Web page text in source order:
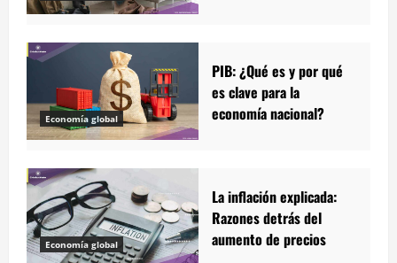
Economía global
PIB: ¿Qué es y por qué
es clave para la
economía nacional?
Economía global
La inflación explicada:
Razones detrás del
aumento de precios